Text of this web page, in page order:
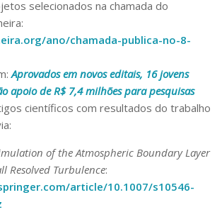
selecionados na chamada do
ano/chamada-publica-no-8-
Aprovados em novos editais, 16 jovens
apoio de R$ 7,4 milhões para pesquisas
científicos com resultados do trabalho
of the Atmospheric Boundary Layer
Resolved Turbulence:
article/10.1007/s10546-